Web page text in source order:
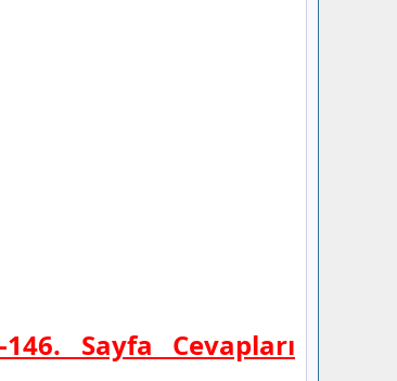
Sayfa Cevapları